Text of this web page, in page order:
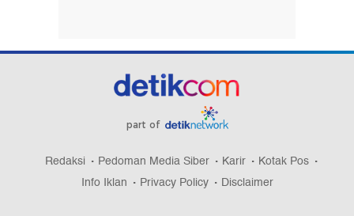
part of
Redaksi Pedoman Media Siber Karir
Kotak Pos
Info Iklan
Privacy Policy Disclaimer